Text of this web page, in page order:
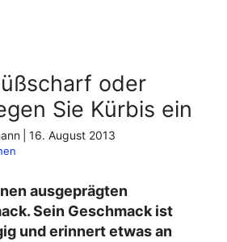
oder
Sie Kürbis ein
16. August 2013
ausgeprägten
Sein Geschmack ist
und erinnert etwas an